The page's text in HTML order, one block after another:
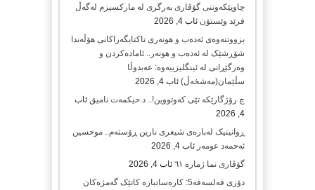
چاوپێکەوتنی گۆڤاری بەرگری لە مارکسیزم لەگەڵ
فرێد وێستۆن ئاب 4, 2026
بزووتنەوەی ئەدەب و هونەری تاکتایگەراکانی هۆڵەندا
شۆڕشێک لە ئەدەب و هونەر.. ئامادەکردن و
وەرگێڕانی لە ئینگلیزییەوە: عەبدوڵا
سڵێمان(مەشخەڵ) ئاب 4, 2026
چ رۆژگارێکە تێی کەوتووین!.. د.حیکمەت نامیق ئاب
4, 2026
ڕوانینیک لەبارەى شیعرى نارین ڕۆستەم.. موحسین
ئەحمەد عومەر ئاب 4, 2026
گۆڤاری نما ژمارە ٦١
ئاب 4, 2026
دۆزی فەلسەفە5: کارەساتبارە کاتێک گەمژەکان